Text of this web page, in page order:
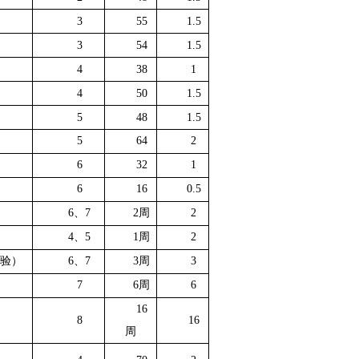
3
55
1.5
3
54
1.5
4
38
1
4
50
1.5
5
48
1.5
5
64
2
6
32
1
6
16
0.5
6、 7 2周
2
4、 5 1周
2
）
6、 7 3周
3
7
6周 6
8
16
周
16